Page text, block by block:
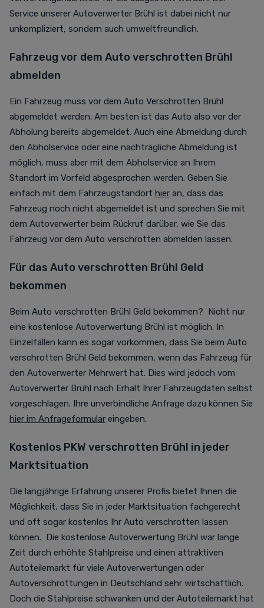
Service unserer Autoverwerter Brühl ist dabei nicht nur
unkompliziert, sondern auch umweltfreundlich.
Fahrzeug vor dem Auto verschrotten Brühl
abmelden
Ein Fahrzeug muss vor dem Auto Verschrotten Brühl
abgemeldet werden. Am besten ist das Auto also vor der
Abholung bereits abgemeldet. Auch eine Abmeldung durch
den Abholservice oder eine nachträgliche Abmeldung ist
möglich, muss aber mit dem Abholservice an Ihrem
Standort im Vorfeld abgesprochen werden. Geben Sie
einfach mit dem Fahrzeugstandort hier an, dass das
Fahrzeug noch nicht abgemeldet ist und sprechen Sie mit
dem Autoverwerter beim Rückruf darüber, wie Sie das
Fahrzeug vor dem Auto verschrotten abmelden lassen.
Für das Auto verschrotten Brühl Geld
bekommen
Beim Auto verschrotten Brühl Geld bekommen? Nicht nur
eine kostenlose Autoverwertung Brühl ist möglich. In
Einzelfällen kann es sogar vorkommen, dass Sie beim Auto
verschrotten Brühl Geld bekommen, wenn das Fahrzeug für
den Autoverwerter Mehrwert hat. Dies wird jedoch vom
Autoverwerter Brühl nach Erhalt Ihrer Fahrzeugdaten selbst
vorgeschlagen. Ihre unverbindliche Anfrage dazu können Sie
hier im Anfrageformular eingeben.
Kostenlos PKW verschrotten Brühl in jeder
Marktsituation
Die langjährige Erfahrung unserer Profis bietet Ihnen die
Möglichkeit, dass Sie in jeder Marktsituation fachgerecht
und oft sogar kostenlos Ihr Auto verschrotten lassen
können. Die kostenlose Autoverwertung Brühl war lange
Zeit durch erhöhte Stahlpreise und einen attraktiven
Autoteilemarkt für viele Autoverwertungen oder
Autoverschrottungen in Deutschland sehr wirtschaftlich.
Doch die Stahlpreise schwanken und der Autoteilemarkt hat